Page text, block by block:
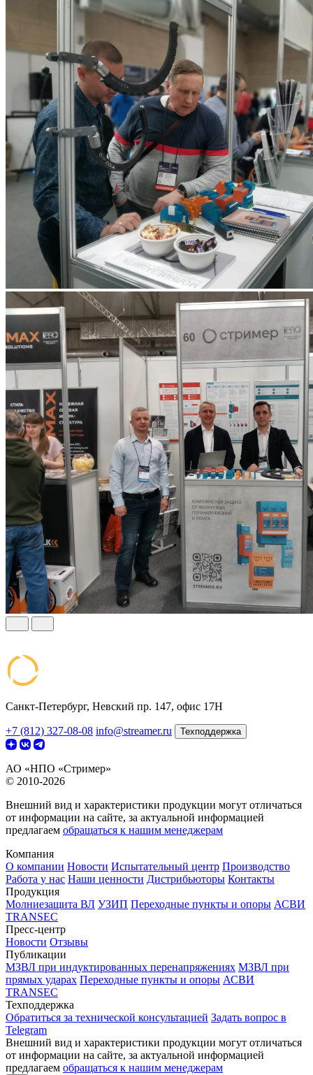
Санкт-Петербург, Невский пр. 147, офис 17Н
+7 (812) 327-08-08 info@streamer.ru Техподдержка
АО «НПО «Стример»
© 2010-2026
Внешний вид и характеристики продукции могут отличаться
от информации на сайте, за актуальной информацией
предлагаем обращаться к нашим менеджерам
Компания
О компании Новости Испытательный центр Производство
Работа у нас Наши ценности Дистрибьюторы Контакты
Продукция
Молниезащита ВЛ УЗИП Переходные пункты и опоры АСВИ
TRANSEC
Пресс-центр
Новости Отзывы
Публикации
МЗВЛ при индуктированных перенапряжениях МЗВЛ при
прямых ударах Переходные пункты и опоры АСВИ
TRANSEC
Техподдержка
Обратиться за технической консультацией Задать вопрос в
Telegram
Внешний вид и характеристики продукции могут отличаться
от информации на сайте, за актуальной информацией
предлагаем обращаться к нашим менеджерам